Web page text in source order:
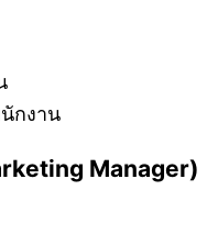
กงาน
Manager)